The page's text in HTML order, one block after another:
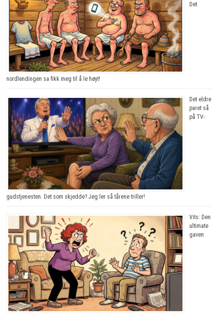
Det
nordlendingen sa fikk meg til å le høyt!
Det eldre
paret så
på TV-
gudstjenesten. Det som skjedde? Jeg ler så tårene triller!
Vits: Den
ultimate
gaven